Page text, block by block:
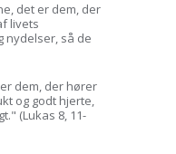
det er dem, der
livets
nydelser, så de
dem, der hører
og godt hjerte,
(Lukas 8, 11-